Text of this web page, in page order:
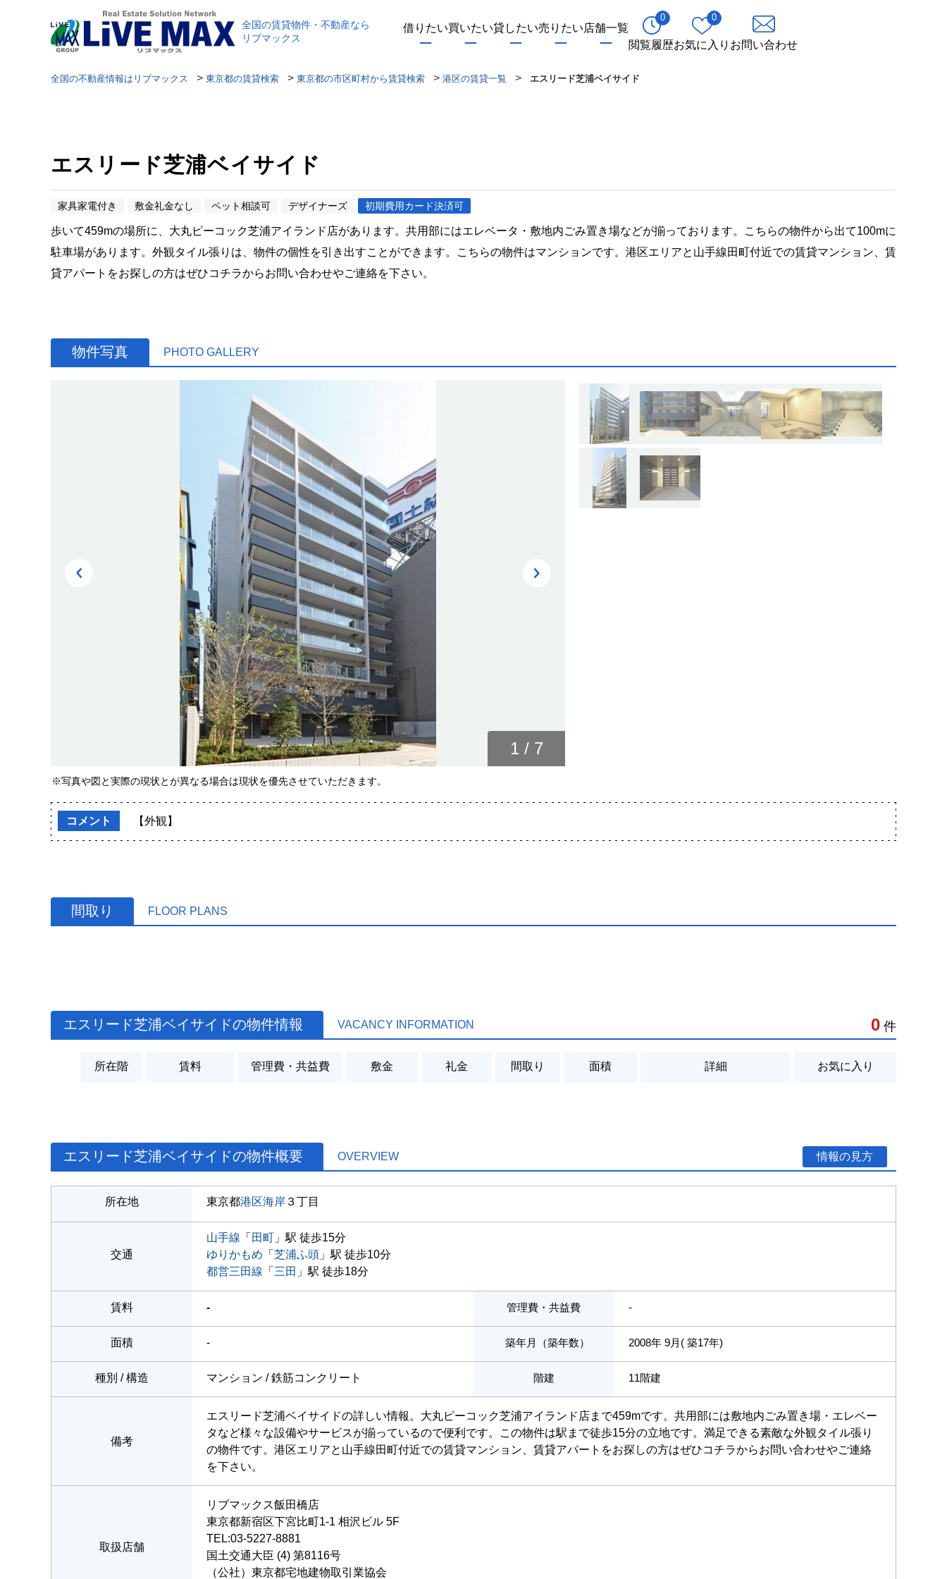
全国の賃貸物件・不動産なら
リブマックス
借りたい買いたい貸したい売りたい店舗一覧
0
閲覧履歴
0
お気に入り お問い合わせ
全国の不動産情報はリブマックス > 東京都の賃貸検索 > 東京都の市区町村から賃貸検索 > 港区の賃貸一覧 > エスリード芝浦ベイサイド
エスリード芝浦ベイサイド
家具家電付き 敷金礼金なし ペット相談可 デザイナーズ 初期費用カード決済可
歩いて459mの場所に、大丸ピーコック芝浦アイランド店があります。共用部にはエレベータ・敷地内ごみ置き場などが揃っております。こちらの物件から出て100mに
駐車場があります。外観タイル張りは、物件の個性を引き出すことができます。こちらの物件はマンションです。港区エリアと山手線田町付近での賃貸マンション、賃
貸アパートをお探しの方はぜひコチラからお問い合わせやご連絡を下さい。
物件写真 PHOTO GALLERY
1 / 7
※写真や図と実際の現状とが異なる場合は現状を優先させていただきます。
コメント 【外観】
間取り FLOOR PLANS
エスリード芝浦ベイサイドの物件情報 VACANCY INFORMATION 0 件
所在階 賃料 管理費・共益費 敷金 礼金 間取り 面積 詳細 お気に入り
エスリード芝浦ベイサイドの物件概要 OVERVIEW 情報の見方
所在地 東京都港区海岸 ３丁目
交通
山手線 「 田町 」駅 徒歩15分
ゆりかもめ 「 芝浦ふ頭 」駅 徒歩10分
都営三田線 「 三田 」駅 徒歩18分
賃料 - 管理費・共益費 -
面積 - 築年月（築年数） 2008年 9月( 築17年)
種別 / 構造 マンション / 鉄筋コンクリート 階建 11階建
備考
エスリード芝浦ベイサイドの詳しい情報。大丸ピーコック芝浦アイランド店まで459mです。共用部には敷地内ごみ置き場・エレベー
タなど様々な設備やサービスが揃っているので便利です。この物件は駅まで徒歩15分の立地です。満足できる素敵な外観タイル張り
の物件です。港区エリアと山手線田町付近での賃貸マンション、賃貸アパートをお探しの方はぜひコチラからお問い合わせやご連絡
を下さい。
取扱店舗
リブマックス飯田橋店
東京都新宿区下宮比町1-1 相沢ビル 5F
TEL:03-5227-8881
国土交通大臣 (4) 第8116号
（公社）東京都宅地建物取引業協会